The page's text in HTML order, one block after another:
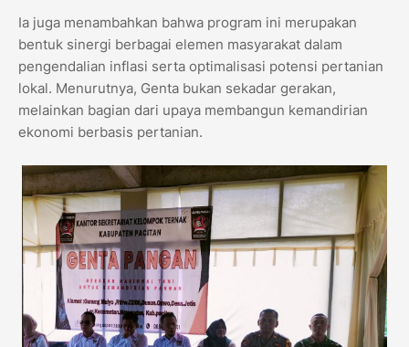
Ia juga menambahkan bahwa program ini merupakan
bentuk sinergi berbagai elemen masyarakat dalam
pengendalian inflasi serta optimalisasi potensi pertanian
lokal. Menurutnya, Genta bukan sekadar gerakan,
melainkan bagian dari upaya membangun kemandirian
ekonomi berbasis pertanian.